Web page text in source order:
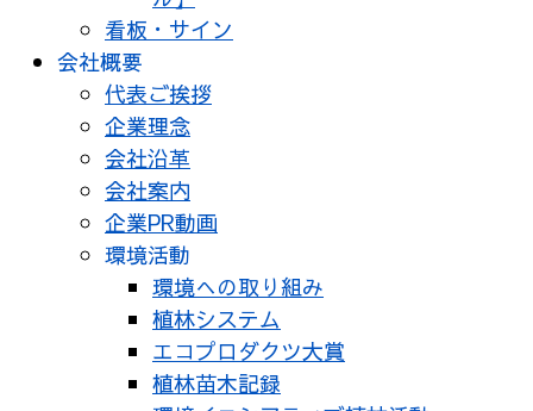
看板・サイン
会社概要
代表ご挨拶
企業理念
会社沿革
会社案内
企業PR動画
環境活動
環境への取り組み
植林システム
エコプロダクツ大賞
植林苗木記録